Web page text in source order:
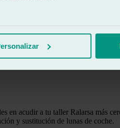
(rayos UV). Esto beneficia
se trata de las ventanillas
sencillo romperlo y rescatar a
acudir a tu taller Ralarsa más
y sustitución de lunas de coche.